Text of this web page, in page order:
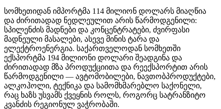
სომხეთიდან იმპორტმა 114 მილიონ დოლარს მიაღწია
და ძირითადად ნედლეულით არის წარმოდგენილი:
სპილენძის მადნები და კონცენტრატები, ძვირფასი
მადნეული მასალები, ასევე მინის ტარა და
ელექტროენერგია. საქართველოდან სომხეთში
ექსპორტმა 194 მილიონი დოლარი შეადგინა და
ძირითადად მზა პროდუქციითა და რეექსპორტით არის
წარმოდგენილი — ავტომობილები, ნავთობპროდუქტები,
ალკოჰოლი, ტექნიკა და სამომხმარებლო საქონელი,
რაც ხაზს უსვამს ქვეყნის როლს, როგორც სატრანზიტო
კვანძის რეგიონულ ვაჭრობაში.